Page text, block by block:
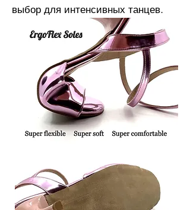
выбор для интенсивных танцев.